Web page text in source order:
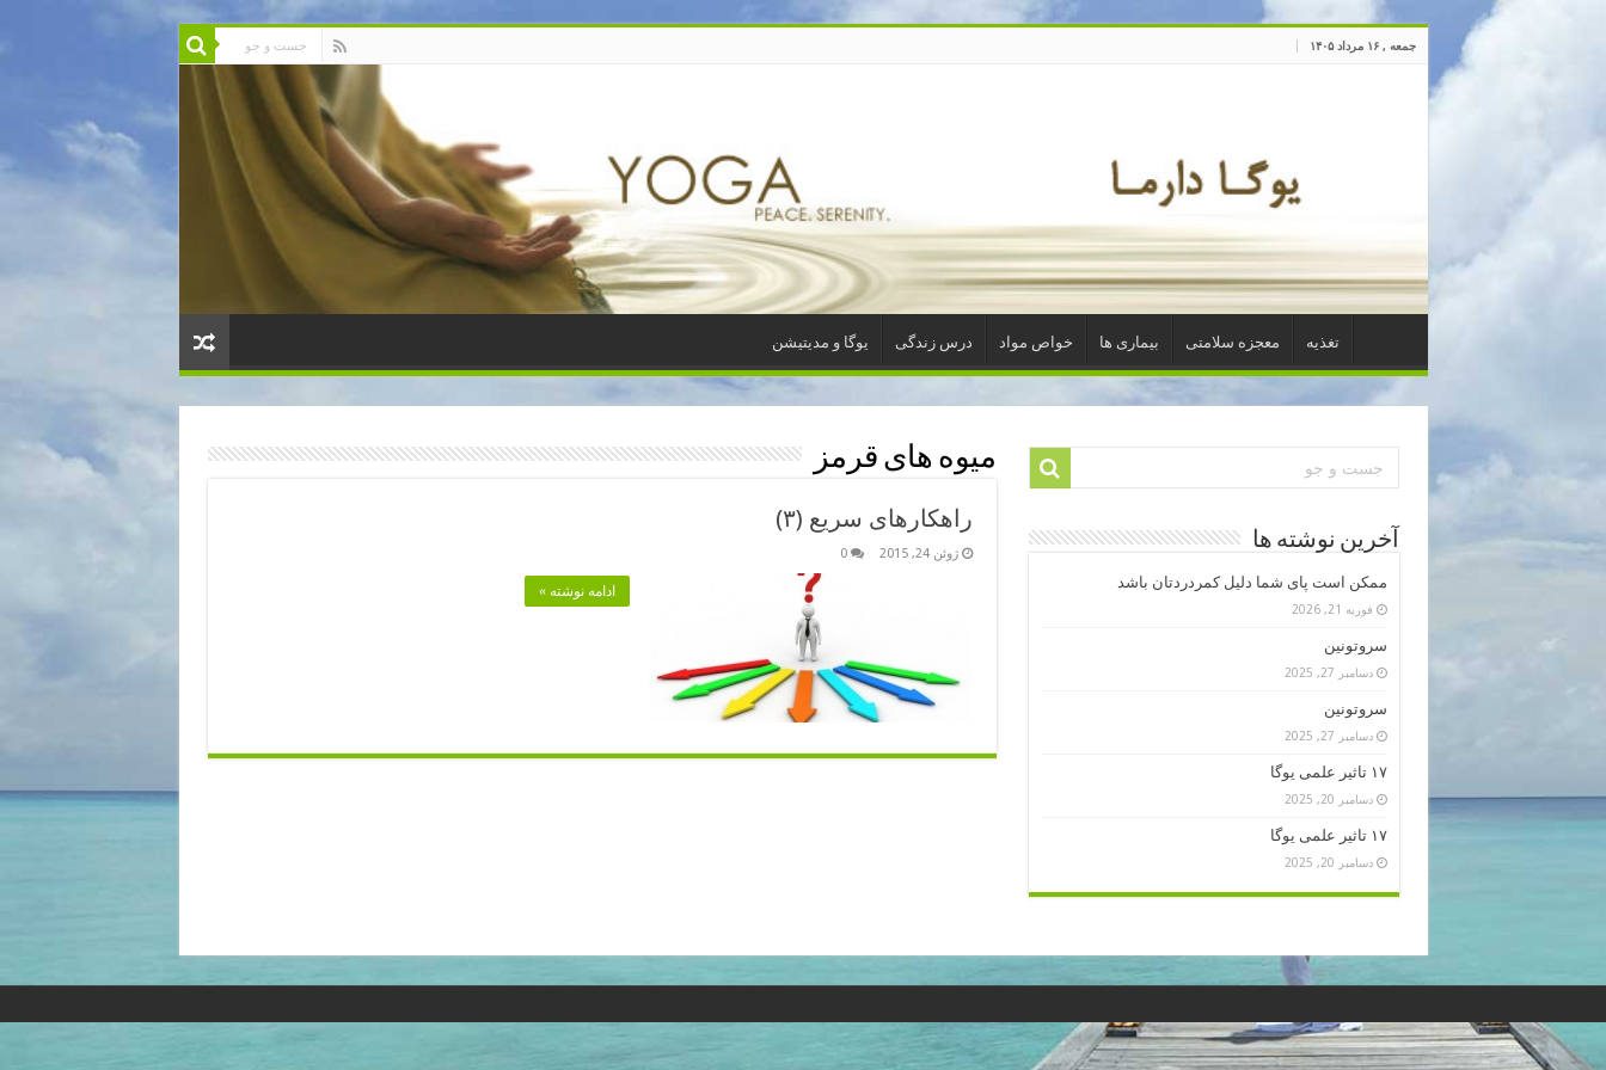
جمعه , ۱۶ مرداد ۱۴۰۵
تغذیه معجزه سلامتی بیماری ها خواص مواد درس زندگی یوگا و مدیتیشن
میوه های قرمز
راهکارهای سریع (۳)
ژوئن 24, 2015 0
ادامه نوشته »
آخرین نوشته ها
ممکن است پای شما دلیل کمردردتان باشد
فوریه 21, 2026
سروتونین
دسامبر 27, 2025
سروتونین
دسامبر 27, 2025
۱۷ تاثیر علمی یوگا
دسامبر 20, 2025
۱۷ تاثیر علمی یوگا
دسامبر 20, 2025